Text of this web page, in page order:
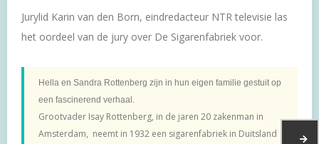
Jurylid Karin van den Born, eindredacteur NTR televisie las
het oordeel van de jury over De Sigarenfabriek voor.
Hella en Sandra Rottenberg zijn in hun eigen familie gestuit op
een fascinerend verhaal.
Grootvader Isay Rottenberg, in de jaren 20 zakenman in
Amsterdam, neemt in 1932 een sigarenfabriek in Duitsland